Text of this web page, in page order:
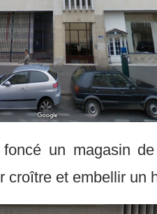
un magasin
croître et embellir un